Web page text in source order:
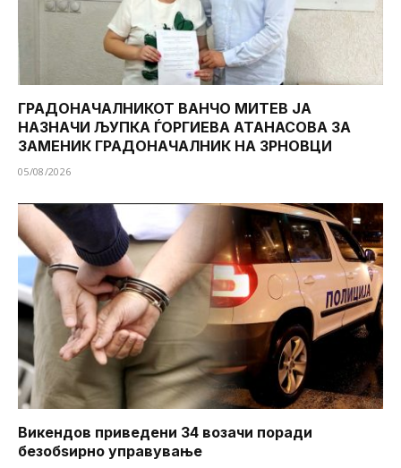
ГРАДОНАЧАЛНИКОТ ВАНЧО МИТЕВ ЈА
НАЗНАЧИ ЉУПКА ЃОРГИЕВА АТАНАСОВА ЗА
ЗАМЕНИК ГРАДОНАЧАЛНИК НА ЗРНОВЦИ
05/08/2026
Викендов приведени 34 возачи поради
безобѕирно управување